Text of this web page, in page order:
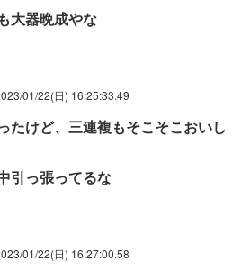
大器晩成やな
01/22(日) 16:25:33.49
たけど、三連複もそこそこおいし
引っ張ってるな
01/22(日) 16:27:00.58